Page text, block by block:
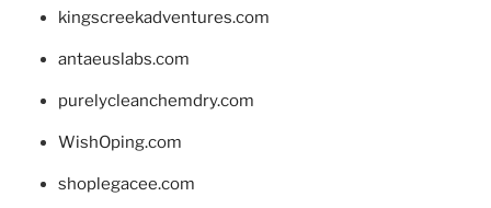
kingscreekadventures.com
antaeuslabs.com
purelycleanchemdry.com
WishOping.com
shoplegacee.com